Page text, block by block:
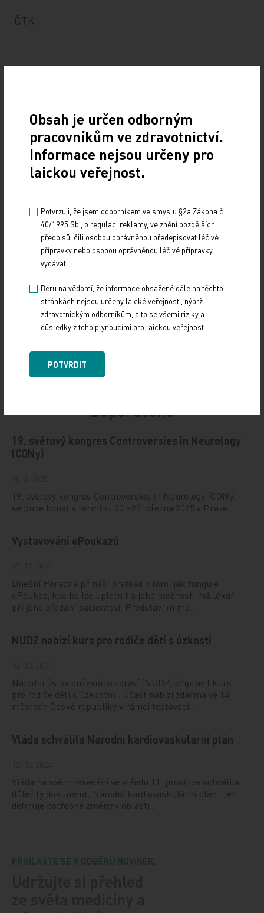
ČTK
Zdroj: ČTK
Z REGIONŮ
Sdílejte článek
Doporučené
19. světový kongres Controversies in Neurology
(CONy)
19. světový kongres Controversies in Neurology (CONy)
se bude konat v termínu 20.–22. března 2025 v Praze.
Vystavování ePoukazů
Dnešní Poradna přináší přehled o tom, jak funguje
ePoukaz, kde ho lze uplatnit a jaké možnosti má lékař
při jeho předání pacientovi. Představí mimo…
NUDZ nabízí kurs pro rodiče dětí s úzkostí
Národní ústav duševního zdraví (NUDZ) připravil kurs
pro rodiče dětí s úzkostmi. Účast nabízí zdarma ve 14
městech České republiky v rámci testovací…
Vláda schválila Národní kardiovaskulární plán
Vláda na svém zasedání ve středu 11. prosince schválila
důležitý dokument, Národní kardiovaskulární plán. Ten
definuje potřebné změny v oblasti…
PŘIHLASTE SE K ODBĚRU NOVINEK.
Obsah je určen odborným
pracovníkům ve zdravotnictví.
Informace nejsou určeny pro
laickou veřejnost.
Potvrzuji, že jsem odborníkem ve smyslu §2a Zákona č.
40/1995 Sb., o regulaci reklamy, ve znění pozdějších
předpisů, čili osobou oprávněnou předepisovat léčivé
přípravky nebo osobou oprávněnou léčivé přípravky
vydávat.
Beru na vědomí, že informace obsažené dále na těchto
stránkách nejsou určeny laické veřejnosti, nýbrž
zdravotnickým odborníkům, a to se všemi riziky a
důsledky z toho plynoucími pro laickou veřejnost.
POTVRDIT